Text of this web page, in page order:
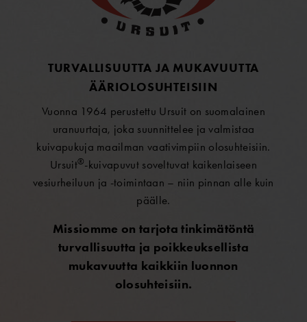
TURVALLISUUTTA JA MUKAVUUTTA
ÄÄRIOLOSUHTEISIIN
Vuonna 1964 perustettu Ursuit on suomalainen
uranuurtaja, joka suunnittelee ja valmistaa
kuivapukuja maailman vaativimpiin olosuhteisiin.
Ursuit®-kuivapuvut soveltuvat kaikenlaiseen
vesiurheiluun ja -toimintaan – niin pinnan alle kuin
päälle.
Missiomme on tarjota tinkimätöntä
turvallisuutta ja poikkeuksellista
mukavuutta kaikkiin luonnon
olosuhteisiin.